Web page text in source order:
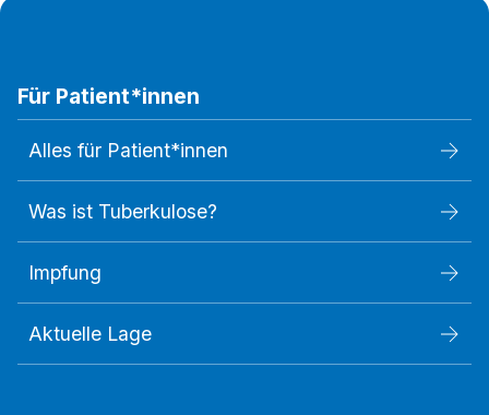
Für Patient*innen
Alles für Patient*innen
Was ist Tuberkulose?
Impfung
Aktuelle Lage